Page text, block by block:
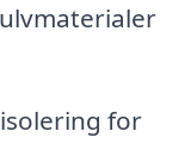
for